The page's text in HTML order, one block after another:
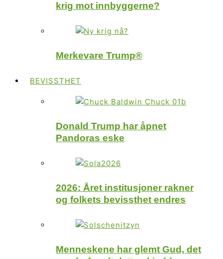
krig mot innbyggerne?
Merkevare Trump®
BEVISSTHET
Donald Trump har åpnet
Pandoras eske
2026: Året institusjoner rakner
og folkets bevissthet endres
Menneskene har glemt Gud, det